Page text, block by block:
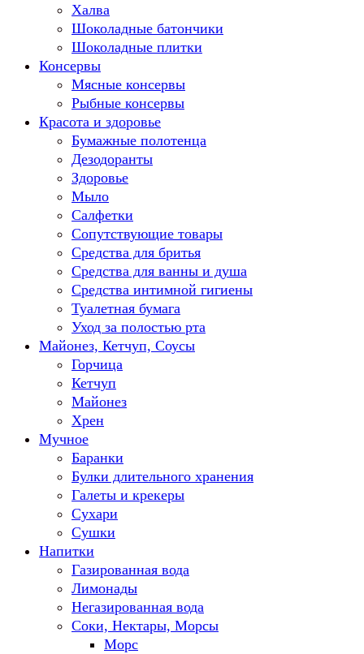
Халва
Шоколадные батончики
Шоколадные плитки
Консервы
Мясные консервы
Рыбные консервы
Красота и здоровье
Бумажные полотенца
Дезодоранты
Здоровье
Мыло
Салфетки
Сопутствующие товары
Средства для бритья
Средства для ванны и душа
Средства интимной гигиены
Туалетная бумага
Уход за полостью рта
Майонез, Кетчуп, Соусы
Горчица
Кетчуп
Майонез
Хрен
Мучное
Баранки
Булки длительного хранения
Галеты и крекеры
Сухари
Сушки
Напитки
Газированная вода
Лимонады
Негазированная вода
Соки, Нектары, Морсы
Морс